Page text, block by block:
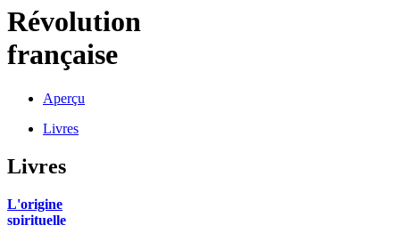
Révolution
française
Aperçu
Livres
Livres
L'origine
spirituelle